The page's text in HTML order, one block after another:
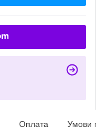
Оплата Умови